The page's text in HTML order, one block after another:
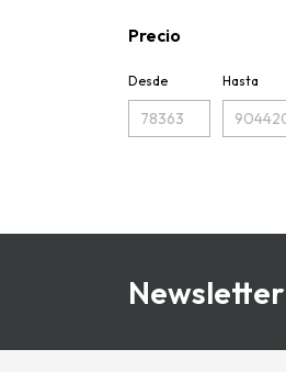
Precio
Desde Hasta
Newsletter